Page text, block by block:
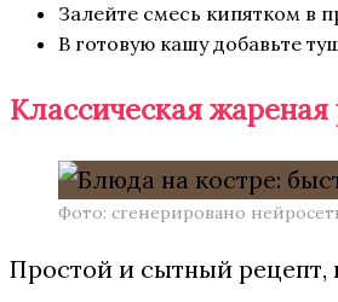
Залейте смесь кипятком в
В готовую кашу добавьте
Классическая
Фото: сгенерировано
Простой и сытный рецепт,